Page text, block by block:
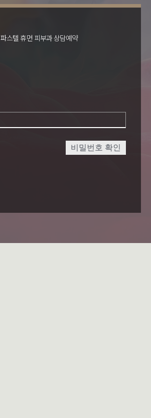
파스텔 휴먼 피부과 상담예약
비밀번호 확인